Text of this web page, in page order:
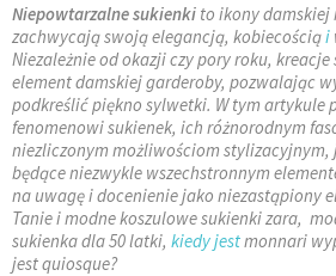
Niepowtarzalne sukienki to ikony
zachwycają swoją elegancją, kobiecościąi
Niezależnie od okazji czy pory roku,
element damskiej garderoby, pozwalając
podkreślić piękno sylwetki. W tym artykule
fenomenowi sukienek, ich różnorodnym
niezliczonym możliwościom stylizacyjnym,
będące niezwykle wszechstronnym
na uwagę i docenienie jako niezastąpiony
Tanie i modne koszulowe sukienki zara,
sukienka dla 50 latki, kiedy jestmonnari
jest quiosque?